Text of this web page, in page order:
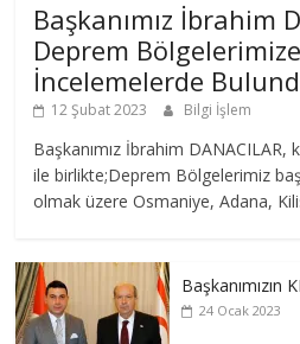
Başkanımız İbrahim
Deprem
İncelemelerde
12 Şubat 2023 Bilgi İşlem
Başkanımız İbrahim
ile birlikte;Deprem Bölgelerimiz
olmak üzere Osmaniye, Adana,
Başkanımızın
24 Ocak 2023